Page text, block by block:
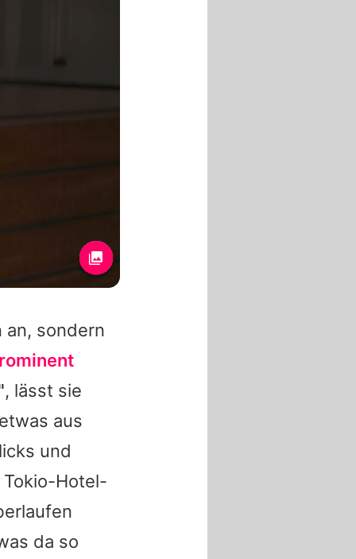
sondern
, lässt sie
aus
und
Hotel-
da so